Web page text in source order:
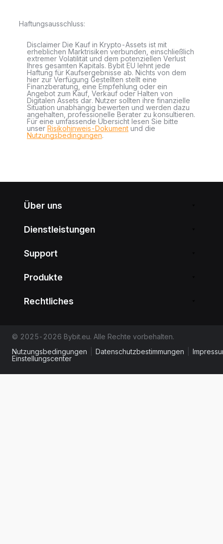
Haftungsausschluss:
Disclaimer Die Kauf in Krypto-Assets ist mit
erheblichen Marktrisiken verbunden, einschließlich
extremer Volatilität und dem potenziellen Verlust
Ihres gesamten Kapitals. Bybit EU lehnt jede
Haftung für Kaufsergebnisse ab. Nichts von dem
hier zur Verfügung Gestellten stellt eine
Finanzberatung, eine Empfehlung oder ein
Angebot zum Kauf, Verkauf oder Halten von
Digitalen Assets dar. Nutzer sollten ihre finanzielle
Situation unabhängig bewerten und werden dazu
angehalten, professionelle Berater zu konsultieren.
Für eine umfassende Übersicht lesen Sie bitte
unser Risikohinweis-Dokument und die
Nutzungsbedingungen.
Über uns
Dienstleistungen
Support
Produkte
Rechtliches
© 2025-2026 Bybit.eu. Alle Rechte vorbehalten.
Nutzungsbedingungen
Datenschutzbestimmungen
Einstellungscenter